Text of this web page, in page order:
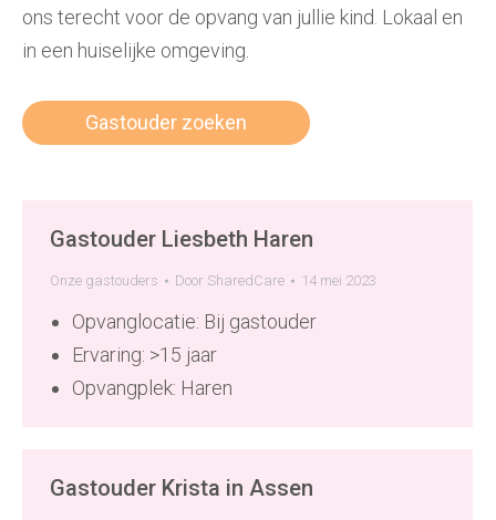
ons terecht voor de opvang van jullie kind. Lokaal en
in een huiselijke omgeving.
Gastouder zoeken
Gastouder Liesbeth Haren
Onze gastouders Door SharedCare 14 mei 2023
Opvanglocatie: Bij gastouder
Ervaring: >15 jaar
Opvangplek: Haren
Gastouder Krista in Assen